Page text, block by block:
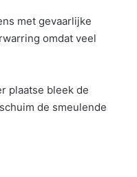
met gevaarlijke
omdat veel
plaatse bleek de
de smeulende